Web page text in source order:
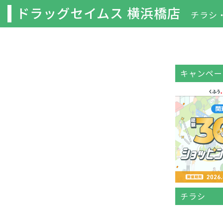
ドラッグセイムス 横浜橋店 チラシ
キャンペ
チラシ